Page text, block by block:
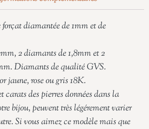
diamantée de 1mm et de
2 diamants de 1,8mm et 2
Diamants de qualité GVS.
jaune, rose ou gris 18K.
carats des pierres données dans la
bijou, peuvent très légérement varier
Si vous aimez ce modèle mais que